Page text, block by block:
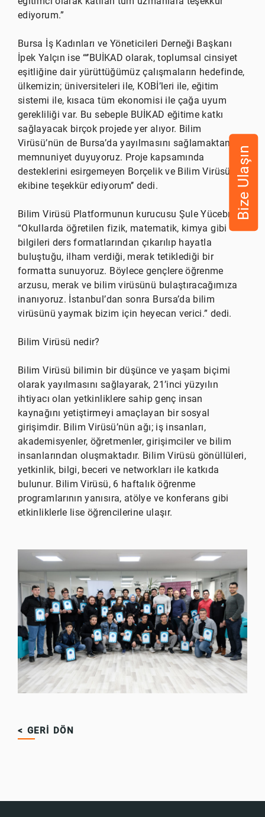
ediyorum.”
Bursa İş Kadınları ve Yöneticileri Derneği Başkanı
İpek Yalçın ise “‘’BUİKAD olarak, toplumsal cinsiyet
eşitliğine dair yürüttüğümüz çalışmaların hedefinde,
ülkemizin; üniversiteleri ile, KOBİ’leri ile, eğitim
sistemi ile, kısaca tüm ekonomisi ile çağa uyum
gerekliliği var. Bu sebeple BUİKAD eğitime katkı
sağlayacak birçok projede yer alıyor. Bilim
Virüsü’nün de Bursa’da yayılmasını sağlamaktan
memnuniyet duyuyoruz. Proje kapsamında
desteklerini esirgemeyen Borçelik ve Bilim Virüsü
ekibine teşekkür ediyorum’’ dedi.
Bilim Virüsü Platformunun kurucusu Şule Yücebıyık,
“Okullarda öğretilen fizik, matematik, kimya gibi
bilgileri ders formatlarından çıkarılıp hayatla
buluştuğu, ilham verdiği, merak tetiklediği bir
formatta sunuyoruz. Böylece gençlere öğrenme
arzusu, merak ve bilim virüsünü bulaştıracağımıza
inanıyoruz. İstanbul’dan sonra Bursa’da bilim
virüsünü yaymak bizim için heyecan verici.” dedi.
Bilim Virüsü nedir?
Bilim Virüsü bilimin bir düşünce ve yaşam biçimi
olarak yayılmasını sağlayarak, 21’inci yüzyılın
ihtiyacı olan yetkinliklere sahip genç insan
kaynağını yetiştirmeyi amaçlayan bir sosyal
girişimdir. Bilim Virüsü’nün ağı; iş insanları,
akademisyenler, öğretmenler, girişimciler ve bilim
insanlarından oluşmaktadır. Bilim Virüsü gönüllüleri,
yetkinlik, bilgi, beceri ve networkları ile katkıda
bulunur. Bilim Virüsü, 6 haftalık öğrenme
programlarının yanısıra, atölye ve konferans gibi
etkinliklerle lise öğrencilerine ulaşır.
< GERİ DÖN
Bize Ulaşın